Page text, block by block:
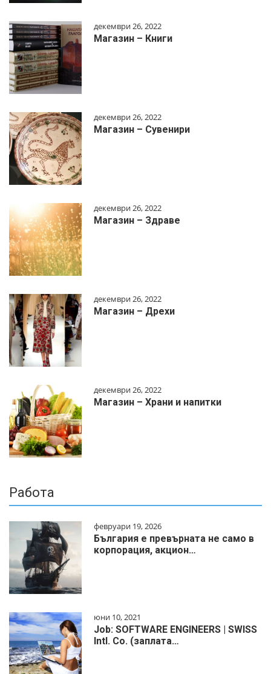
декември 26, 2022
Магазин – Книги
декември 26, 2022
Магазин – Сувенири
декември 26, 2022
Магазин – Здраве
декември 26, 2022
Магазин – Дрехи
декември 26, 2022
Магазин – Храни и напитки
Работа
февруари 19, 2026
България е превърната не само в
корпорация, акцион…
юни 10, 2021
Job: SOFTWARE ENGINEERS | SWISS
Intl. Co. (заплата…